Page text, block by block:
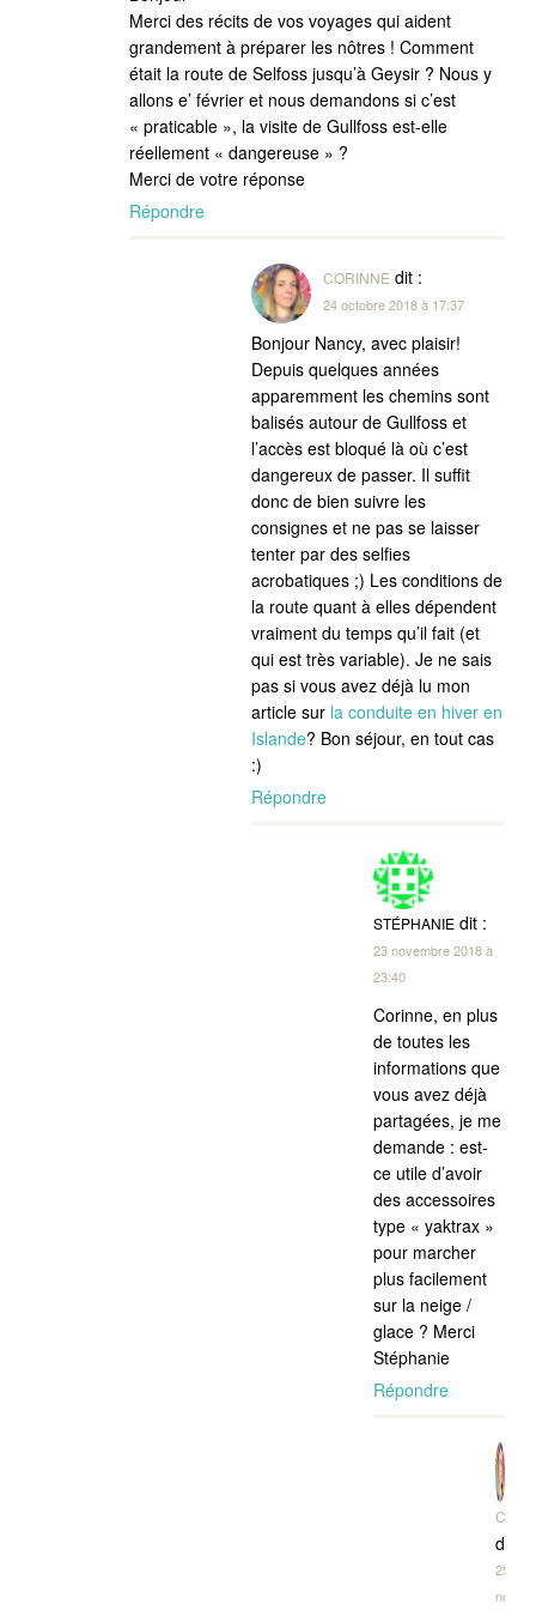
Merci des récits de vos voyages qui aident
grandement à préparer les nôtres ! Comment
était la route de Selfoss jusqu’à Geysir ? Nous y
allons e’ février et nous demandons si c’est
« praticable », la visite de Gullfoss est-elle
réellement « dangereuse » ?
Merci de votre réponse
Répondre
CORINNE dit :
24 octobre 2018 à 17:37
Bonjour Nancy, avec plaisir!
Depuis quelques années
apparemment les chemins sont
balisés autour de Gullfoss et
l’accès est bloqué là où c’est
dangereux de passer. Il suffit
donc de bien suivre les
consignes et ne pas se laisser
tenter par des selfies
acrobatiques ;) Les conditions de
la route quant à elles dépendent
vraiment du temps qu’il fait (et
qui est très variable). Je ne sais
pas si vous avez déjà lu mon
article sur la conduite en hiver en
Islande? Bon séjour, en tout cas
:)
Répondre
STÉPHANIE dit :
23 novembre 2018 à
23:40
Corinne, en plus
de toutes les
informations que
vous avez déjà
partagées, je me
demande : est-
ce utile d’avoir
des accessoires
type « yaktrax »
pour marcher
plus facilement
sur la neige /
glace ? Merci
Stéphanie
Répondre
dit :
25